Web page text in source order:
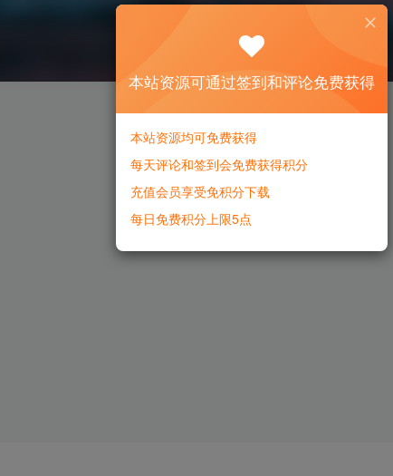
本站资源可通过签到和评论免费获得
本站资源均可免费获得
每天评论和签到会免费获得积分
充值会员享受免积分下载
每日免费积分上限5点